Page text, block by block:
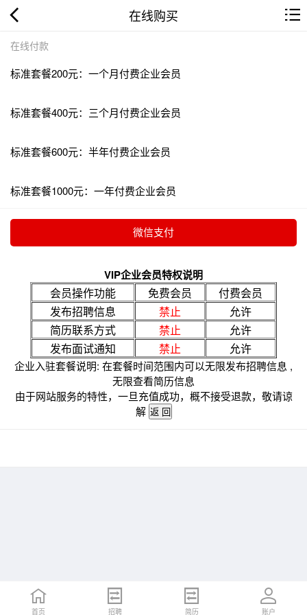
在线购买
在线付款
标准套餐200元：一个月付费企业会员
标准套餐400元：三个月付费企业会员
标准套餐600元：半年付费企业会员
标准套餐1000元：一年付费企业会员
VIP企业会员特权说明
会员操作功能 免费会员
付费会员
发布招聘信息
禁止
允许
简历联系方式
禁止
允许
发布面试通知
禁止 允许
企业入驻套餐说明: 在套餐时间范围内可以无限发布招聘信息 ,
无限查看简历信息
由于网站服务的特性，一旦充值成功，概不接受退款，敬请谅
解
首页 招聘 简历 账户